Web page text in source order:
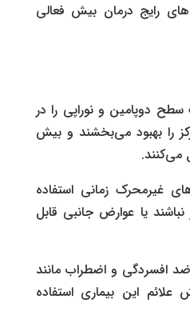
رایج درمان بیش فعالی
سطح دوپامین و نوراپی را در
را بهبود می‌بخشند و بیش
می‌کنند.
غیرمحرک زمانی استفاده
یا عوارض جانبی قابل
افسردگی‌‌ و اضطراب مانند
علائم این بیماری استفاده